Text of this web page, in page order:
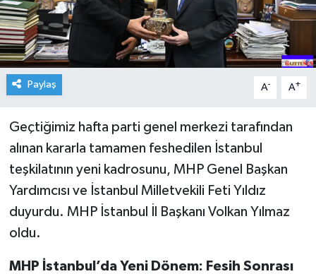
Paylaş A- A+
Geçtiğimiz hafta parti genel merkezi tarafından
alınan kararla tamamen feshedilen İstanbul
teşkilatının yeni kadrosunu, MHP Genel Başkan
Yardımcısı ve İstanbul Milletvekili Feti Yıldız
duyurdu. MHP İstanbul İl Başkanı Volkan Yılmaz
oldu.
MHP İstanbul’da Yeni Dönem: Fesih Sonrası